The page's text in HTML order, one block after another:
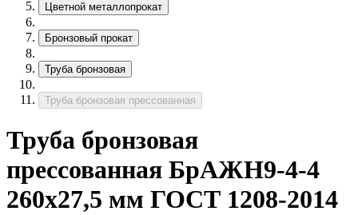
Цветной металлопрокат
Бронзовый прокат
Труба бронзовая
Труба бронзовая прессованная
Труба бронзовая
прессованная БрАЖН9-4-4
260х27,5 мм ГОСТ 1208-2014